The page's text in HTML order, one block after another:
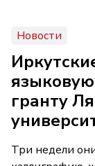
Новости
гранту
Три недели